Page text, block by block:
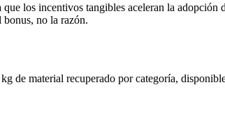
los incentivos tangibles aceleran la
no la razón.
de material recuperado por categoría,